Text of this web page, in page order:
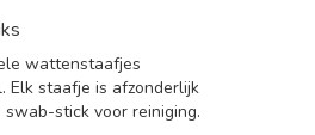
wattenstaafjes
Elk staafje is afzonderlijk
stick voor reiniging.